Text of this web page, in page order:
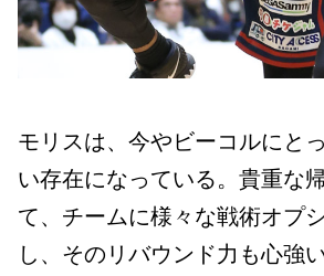
モリスは、今やビーコルにと
い存在になっている。貴重な
て、チームに様々な戦術オプ
し、そのリバウンド力も心強